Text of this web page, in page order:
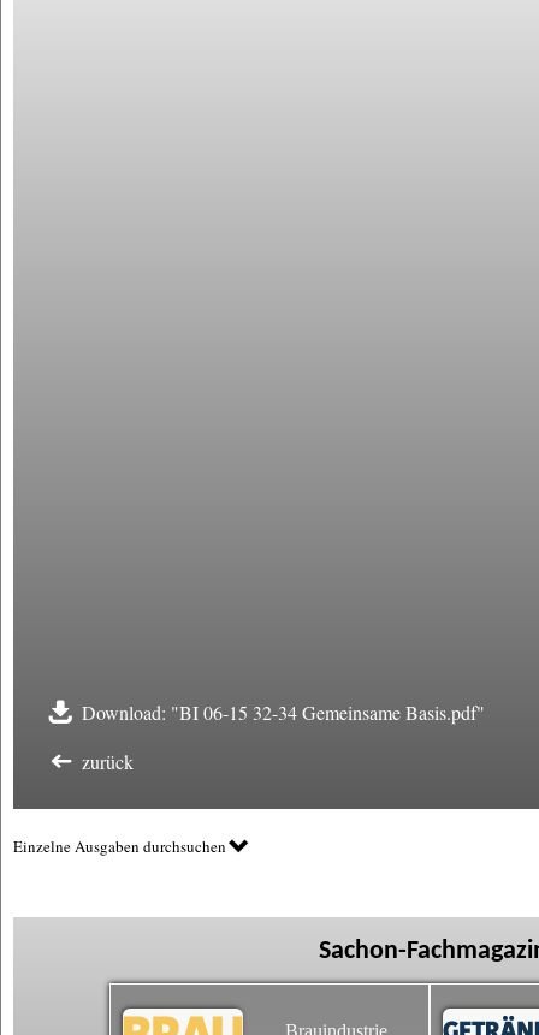
Download: "BI 06-15 32-34 Gemeinsame Basis.pdf"
zurück
Einzelne Ausgaben durchsuchen
Sachon-
Brauindustrie